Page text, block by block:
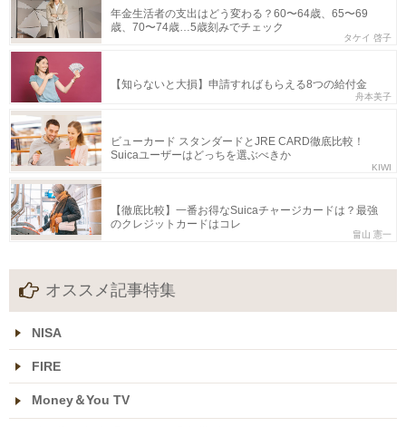
年金生活者の支出はどう変わる？60〜64歳、65〜69
歳、70〜74歳…5歳刻みでチェック
タケイ 啓子
【知らないと大損】申請すればもらえる8つの給付金
舟本美子
ビューカード スタンダードとJRE CARD徹底比較！
Suicaユーザーはどっちを選ぶべきか
KIWI
【徹底比較】一番お得なSuicaチャージカードは？最強
のクレジットカードはコレ
畠山 憲一
オススメ記事特集
NISA
FIRE
Money＆You TV